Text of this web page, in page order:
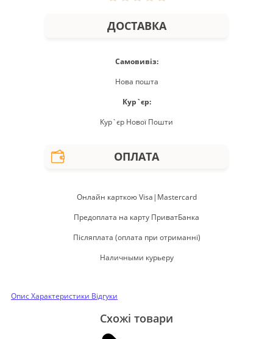
ДОСТАВКА
Самовивіз:
Нова пошта
Кур`єр:
Кур`єр Нової Пошти
ОПЛАТА
Онлайн карткою Visa|Mastercard
Предоплата на карту ПриватБанка
Післяплата (оплата при отриманні)
Наличными курьеру
ОписХарактеристики Відгуки
Схожі товари